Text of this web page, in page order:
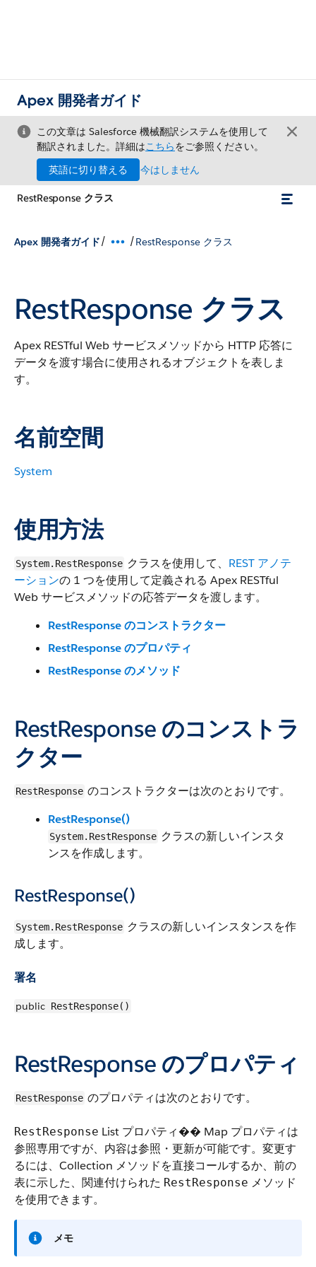
Apex 開発者ガイド
この文章は Salesforce 機械翻訳システムを使用して
翻訳されました。詳細はこちらをご参照ください。
英語に切り替える
今はしません
RestResponse クラス
Apex 開発者ガイド/ /RestResponse クラス
RestResponse クラス
Apex RESTful Web サービスメソッドから HTTP 応答に
データを渡す場合に使用されるオブジェクトを表しま
す。
名前空間
System
使用方法
System.RestResponse クラスを使用して、 REST アノテ
ーションの 1 つを使用して定義される Apex RESTful
Web サービスメソッドの応答データを渡します。
RestResponse のコンストラクター
RestResponse のプロパティ
RestResponse のメソッド
RestResponse のコンストラ
クター
RestResponse のコンストラクターは次のとおりです。
RestResponse()
System.RestResponse クラスの新しいインスタ
ンスを作成します。
RestResponse()
System.RestResponse クラスの新しいインスタンスを作
成します。
署名
public RestResponse()
RestResponse のプロパティ
RestResponse のプロパティは次のとおりです。
RestResponse List プロパティ�� Map プロパティは
参照専用ですが、内容は参照・更新が可能です。変更す
るには、Collection メソッドを直接コールするか、前の
表に示した、関連付けられた RestResponse メソッド
を使用できます。
メモ